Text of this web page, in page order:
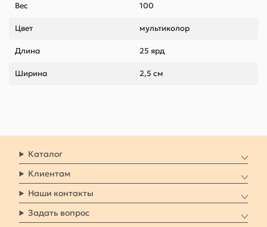
Вес 100
Цвет мультиколор
Длина 25 ярд
Ширина 2,5 см
Каталог
Клиентам
Наши контакты
Задать вопрос